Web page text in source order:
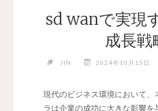
sd wanで実現
成長戦
JIN 2024年10月15日
現代のビジネス環境において、
ラは企業の成功に大きな影響を